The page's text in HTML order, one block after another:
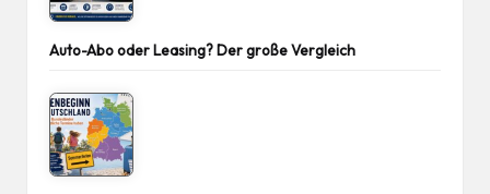
Auto-Abo oder Leasing? Der große Vergleich